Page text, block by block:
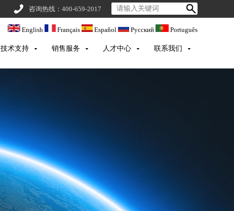
咨询热线：400-659-2017
English Français Español Русский Português
技术支持 销售服务 人才中心 联系我们